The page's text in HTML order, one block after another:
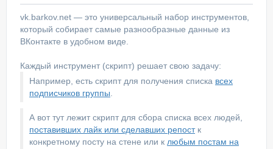
vk.barkov.net — это универсальный набор инструментов,
который собирает самые разнообразные данные из
ВКонтакте в удобном виде.
Каждый инструмент (скрипт) решает свою задачу:
Например, есть скрипт для получения списка всех
подписчиков группы
А вот тут лежит скрипт для сбора списка всех людей,
поставивших лайк или сделавших репостк
конкретному посту на стене или к любым постам на